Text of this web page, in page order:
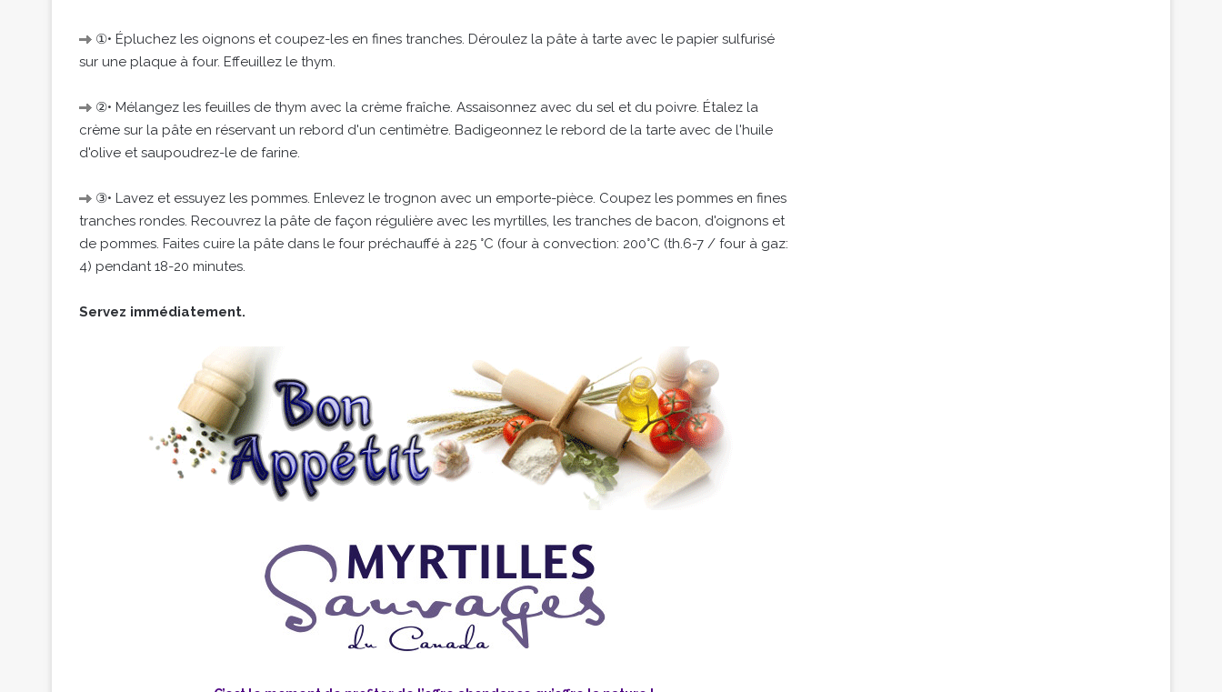
①• Épluchez les oignons et coupez-les en fines tranches. Déroulez la pâte à tarte avec le papier sulfurisé
sur une plaque à four. Effeuillez le thym.
②• Mélangez les feuilles de thym avec la crème fraîche. Assaisonnez avec du sel et du poivre. Étalez la
crème sur la pâte en réservant un rebord d'un centimètre. Badigeonnez le rebord de la tarte avec de l'huile
d'olive et saupoudrez-le de farine.
③• Lavez et essuyez les pommes. Enlevez le trognon avec un emporte-pièce. Coupez les pommes en fines
tranches rondes. Recouvrez la pâte de façon régulière avec les myrtilles, les tranches de bacon, d'oignons et
de pommes. Faites cuire la pâte dans le four préchauffé à 225 °C (four à convection: 200°C (th.6-7 / four à gaz:
4) pendant 18-20 minutes.
Servez immédiatement.